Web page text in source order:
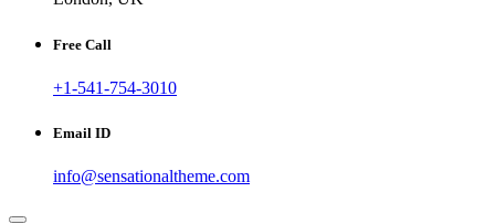
Free Call
+1-541-754-3010
Email ID
info@sensationaltheme.com